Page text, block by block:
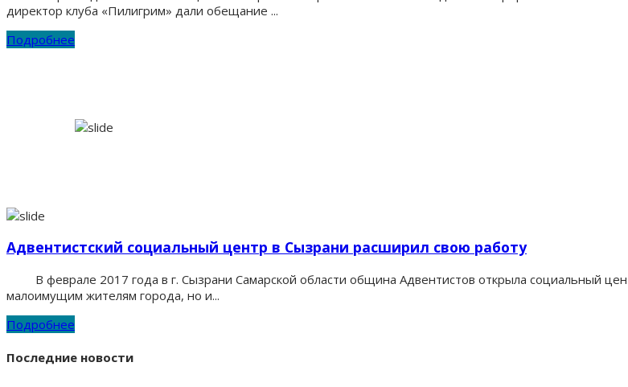
директор клуба «Пилигрим» дали обещание ...
Подробнее
Адвентистский социальный центр в Сызрани расширил свою работу
В феврале 2017 года в г. Сызрани Самарской области община Адвентистов открыла социальный
малоимущим жителям города, но и...
Подробнее
Последние новости